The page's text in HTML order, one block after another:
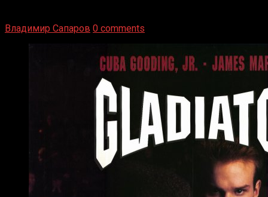
Владимир Сапаров 0 comments